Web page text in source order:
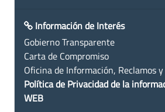
Información de Interés
Gobierno Transparente
Carta de Compromiso
Oficina de Información, Reclamos
Política de Privacidad de la
WEB